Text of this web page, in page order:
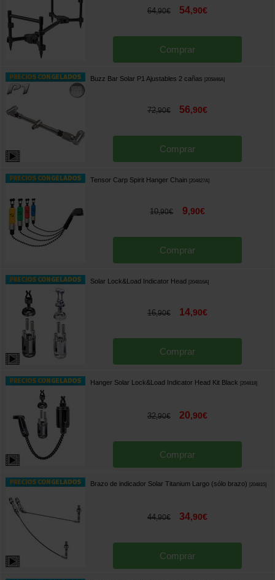
64,90€ 54,90€
Comprar
Buzz Bar Solar P1 Ajustables 2 cañas 205846A]
72,90€ 56,90€
Comprar
Tensor Carp Spirit Hanger Chain 204827A]
10,90€ 9,90€
Comprar
Solar Lock&Load Indicator Head 204816A]
16,90€ 14,90€
Comprar
Hanger Solar Lock&Load Indicator Head Kit Black 204818]
32,90€ 20,90€
Comprar
Brazo de indicador Solar Titanium Largo (sólo brazo) 204815]
44,90€ 34,90€
Comprar